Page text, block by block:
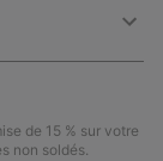
de 15 % sur votre
non soldés.